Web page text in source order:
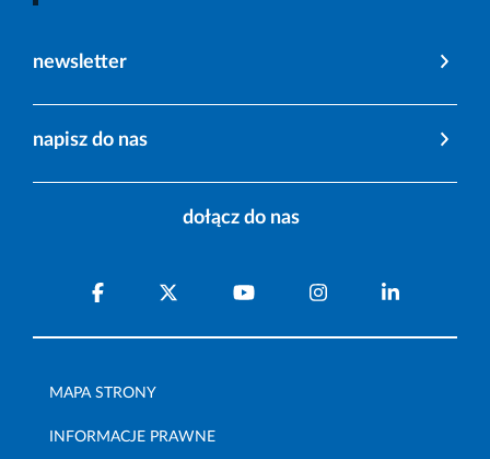
newsletter
napisz do nas
dołącz do nas
MAPA STRONY
INFORMACJE PRAWNE